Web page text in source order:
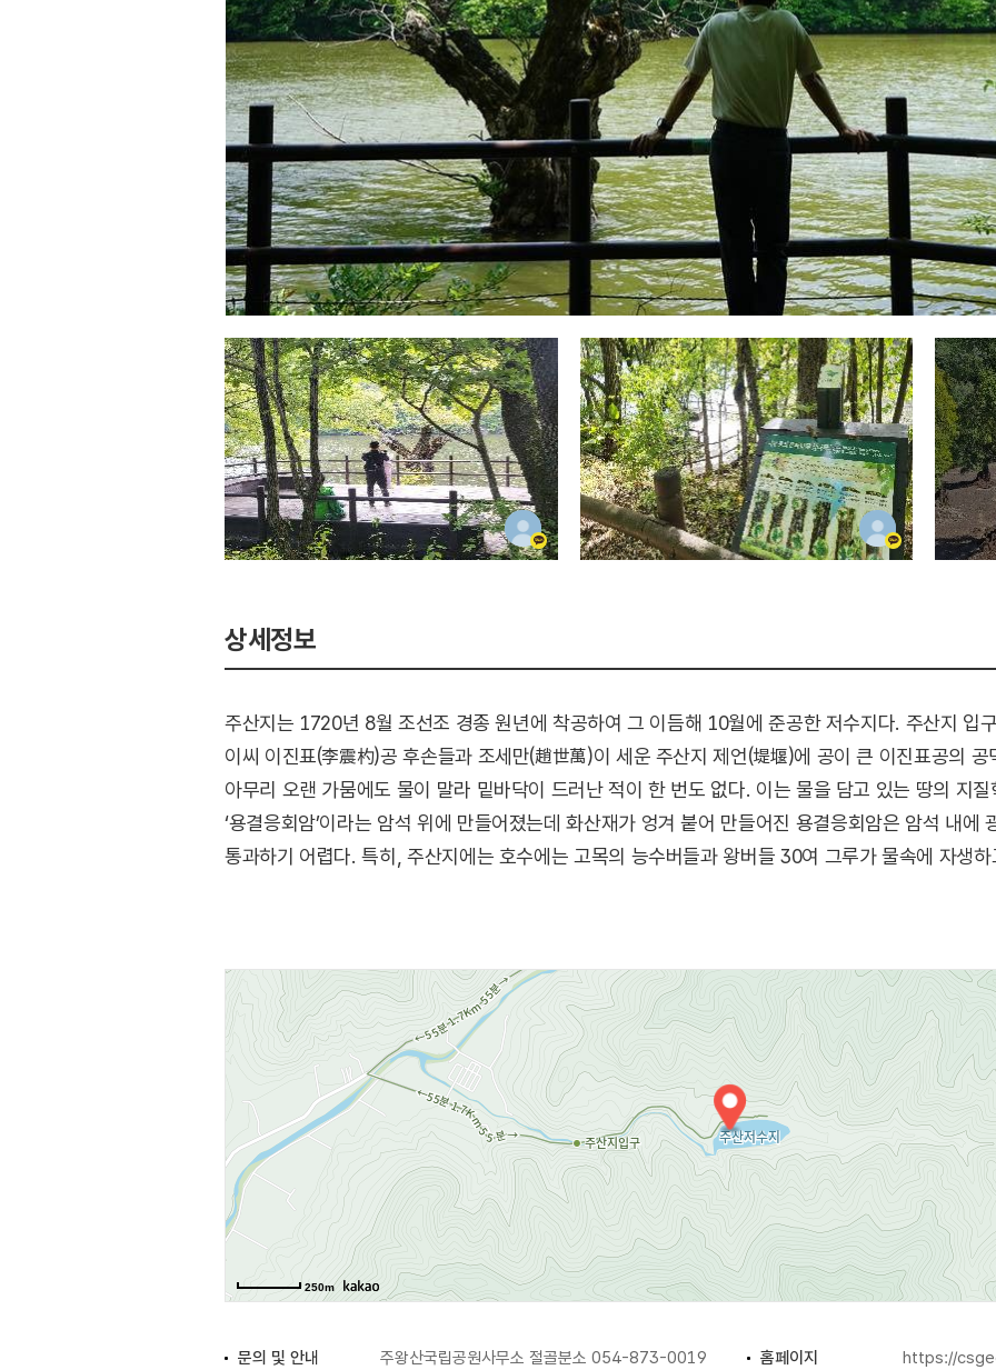
상세정보
주산지는 1720년 8월 조선조 경종 원년에 착공하여 그 이듬해 10월에 준공한 저수지다. 주산지 입
이씨 이진표(李震杓)공 후손들과 조세만(趙世萬)이 세운 주산지 제언(堤堰)에 공이 큰 이진표공의
아무리 오랜 가뭄에도 물이 말라 밑바닥이 드러난 적이 한 번도 없다. 이는 물을 담고 있는 땅의 지
‘용결응회암’이라는 암석 위에 만들어졌는데 화산재가 엉겨 붙어 만들어진 용결응회암은 암석 내에
통과하기 어렵다. 특히, 주산지에는 호수에는 고목의 능수버들과 왕버들 30여 그루가 물속에 자생
250m
문의 및 안내 주왕산국립공원사무소 절골분소 054-873-0019 홈페이지
https://